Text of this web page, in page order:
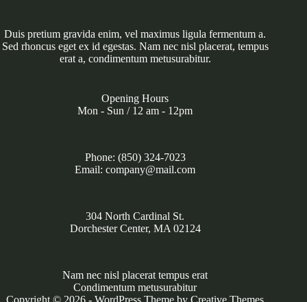
Duis pretium gravida enim, vel maximus ligula fermentum a.
Sed rhoncus eget ex id egestas. Nam nec nisl placerat, tempus
erat a, condimentum metusurabitur.
Opening Hours
Mon - Sun / 12 am - 12pm
Phone: (850) 324-7023
Email: company@mail.com
304 North Cardinal St.
Dorchester Center, MA 02124
Nam nec nisl placerat tempus erat
Condimentum metusurabitur